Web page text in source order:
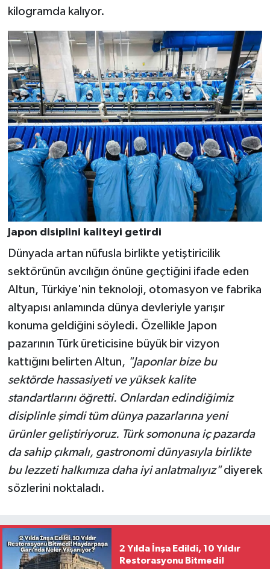
kilogramda kalıyor.
Japon disiplini kaliteyi getirdi
Dünyada artan nüfusla birlikte yetiştiricilik
sektörünün avcılığın önüne geçtiğini ifade eden
Altun, Türkiye'nin teknoloji, otomasyon ve fabrika
altyapısı anlamında dünya devleriyle yarışır
konuma geldiğini söyledi. Özellikle Japon
pazarının Türk üreticisine büyük bir vizyon
kattığını belirten Altun, "Japonlar bize bu
sektörde hassasiyeti ve yüksek kalite
standartlarını öğretti. Onlardan edindiğimiz
disiplinle şimdi tüm dünya pazarlarına yeni
ürünler geliştiriyoruz. Türk somonuna iç pazarda
da sahip çıkmalı, gastronomi dünyasıyla birlikte
bu lezzeti halkımıza daha iyi anlatmalıyız"diyerek
sözlerini noktaladı.
2 Yılda İnşa Edildi, 10 Yıldır
Restorasyonu Bitmedi!